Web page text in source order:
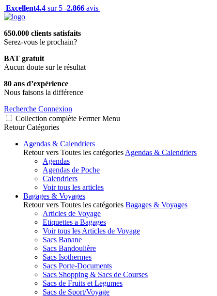
Excellent4.4 sur 5 -2.866 avis
650.000 clients satisfaits
Serez-vous le prochain?
BAT gratuit
Aucun doute sur le résultat
80 ans d’expérience
Nous faisons la différence
Recherche Connexion
Collection complète Fermer Menu
Retour Catégories
Agendas & Calendriers
Retour vers Toutes les catégories Agendas & Calendriers
Agendas
Agendas de Poche
Calendriers
Voir tous les articles
Bagages & Voyages
Retour vers Toutes les catégories Bagages & Voyages
Articles de Voyage
Etiquettes a Bagages
Voir tous les Articles de Voyage
Sacs Banane
Sacs Bandoulière
Sacs Isothermes
Sacs Porte-Documents
Sacs Shopping & Sacs de Courses
Sacs de Fruits et Legumes
Sacs de Sport/Voyage